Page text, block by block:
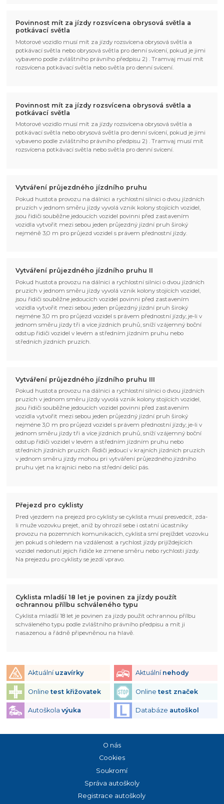
Povinnost mít za jízdy rozsvícena obrysová světla a
potkávací světla
Motorové vozidlo musí mít za jízdy rozsvícena obrysová světla a
potkávací světla nebo obrysová světla pro denní svícení, pokud je jimi
vybaveno podle zvláštního právního předpisu 2) . Tramvaj musí mít
rozsvícena potkávací světla nebo světla pro denní svícení.
Povinnost mít za jízdy rozsvícena obrysová světla a
potkávací světla
Motorové vozidlo musí mít za jízdy rozsvícena obrysová světla a
potkávací světla nebo obrysová světla pro denní svícení, pokud je jimi
vybaveno podle zvláštního právního předpisu 2) . Tramvaj musí mít
rozsvícena potkávací světla nebo světla pro denní svícení.
Vytváření průjezdného jízdního pruhu
Pokud hustota provozu na dálnici a rychlostní silnici o dvou jízdních
pruzích v jednom směru jízdy vyvolá vznik kolony stojících vozidel,
jsou řidiči souběžne jedoucích vozidel povinni před zastavením
vozidla vytvořit mezi sebou jeden průjezdný jízdní pruh široký
nejméně 3,0 m pro průjezd vozidel s právem přednostní jízdy.
Vytváření průjezdného jízdního pruhu II
Pokud hustota provozu na dálnici a rychlostní silnici o dvou jízdních
pruzích v jednom směru jízdy vyvolá vznik kolony stojících vozidel,
jsou řidiči souběžne jedoucích vozidel povinni před zastavením
vozidla vytvořit mezi sebou jeden průjezdný jízdní pruh široký
nejméne 3,0 m pro průjezd vozidel s právem přednostní jízdy; je-li v
jednom směru jízdy tři a více jízdních pruhů, sníží vzájemný boční
odstup řidiči vozidel v levém a středním jízdním pruhu nebo
středních jízdních pruzích.
Vytváření průjezdného jízdního pruhu III
Pokud hustota provozu na dálnici a rychlostní silnici o dvou jízdních
pruzích v jednom směru jízdy vyvolá vznik kolony stojících vozidel,
jsou řidiči souběžne jedoucích vozidel povinni před zastavením
vozidla vytvořit mezi sebou jeden průjezdný jízdní pruh široký
nejméne 3,0 m pro průjezd vozidel s právem přednostní jízdy; je-li v
jednom směru jízdy tři a více jízdních pruhů, sníží vzájemný boční
odstup řidiči vozidel v levém a středním jízdním pruhu nebo
středních jízdních pruzích. Řidiči jedoucí v krajních jízdních pruzích
v jednom směru jízdy mohou pri vytváření průjezdného jízdního
pruhu vjet na krajnici nebo na střední delící pás.
Přejezd pro cyklisty
Pred vjezdem na prejezd pro cyklisty se cyklista musí presvedcit, zda-
li muže vozovku prejet, aniž by ohrozil sebe i ostatní úcastníky
provozu na pozemních komunikacích, cyklista smí prejíždet vozovku
jen pokud s ohledem na vzdálenost a rychlost jízdy prijíždejících
vozidel nedonutí jejich řidiče ke zmene směru nebo rychlosti jízdy.
Na prejezdu pro cyklisty se jezdí vpravo.
Cyklista mladší 18 let je povinen za jízdy použít
ochrannou přílbu schváleného typu
Cyklista mladší 18 let je povinen za jízdy použít ochrannou přílbu
schváleného typu podle zvláštního právního předpisu a mít ji
nasazenou a řádně připevněnou na hlavě.
Aktuální uzavírky Aktuální nehody
Onlinetest křižovatek Onlinetest značek
Autoškola výuka Databáze autoškol
O nás
Cookies
Soukromí
Správa autoškoly
Registrace autoškoly